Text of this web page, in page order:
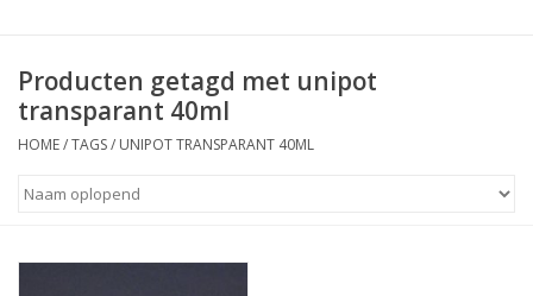
Retail
Horeca & Food
Industrie
Producten getagd met unipot
transparant 40ml
HOME/TAGS/ UNIPOT TRANSPARANT 40ML